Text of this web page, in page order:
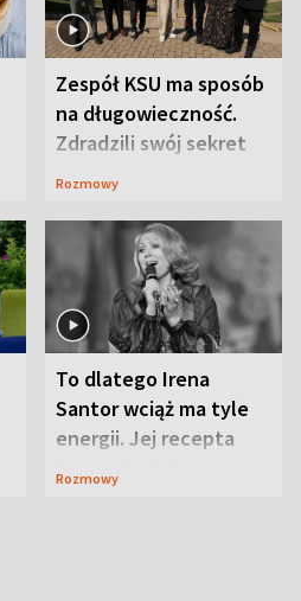
Zespół KSU ma sposób
na długowieczność.
Zdradzili swój sekret
Rozmowy
To dlatego Irena
Santor wciąż ma tyle
energii. Jej recepta
jest zaskakująco
Rozmowy